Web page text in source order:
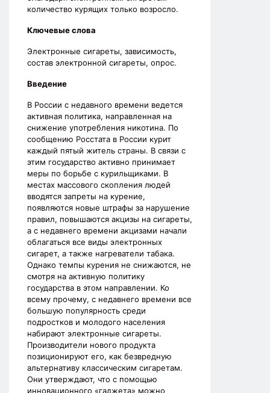
количество курящих только возросло.
Ключевые слова
Электронные сигареты, зависимость,
состав электронной сигареты, опрос.
Введение
В России с недавного времени ведется
активная политика, направленная на
снижение употребления никотина. По
сообщению Росстата в России курит
каждый пятый житель страны. В связи с
этим государство активно принимает
меры по борьбе с курильщиками. В
местах массового скопления людей
вводятся запреты на курение,
появляются новые штрафы за нарушение
правил, повышаются акцизы на сигареты,
а с недавнего времени акцизами начали
облагаться все виды электронных
сигарет, а также нагреватели табака.
Однако темпы курения не снижаются, не
смотря на активную политику
государства в этом направлении. Ко
всему прочему, с недавнего времени все
большую популярность среди
подростков и молодого населения
набирают электронные сигареты.
Производители нового продукта
позиционируют его, как безвредную
альтернативу классическим сигаретам.
Они утверждают, что с помощью
инновационного «гаджета» можно